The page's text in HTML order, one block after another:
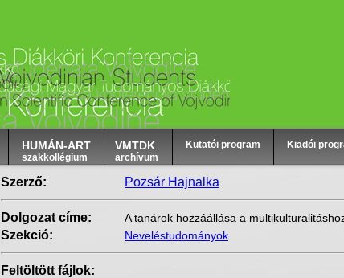
HUMÁN-ART
szakkollégium
VMTDK
archívum
Kutatói program Kiadói
Szerző: Pozsár Hajnalka
Dolgozat címe: A tanárok hozzáállása a
Szekció: Neveléstudományok
Feltöltött fájlok: